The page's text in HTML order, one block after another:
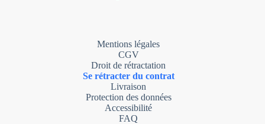
Mentions légales
CGV
Droit de rétractation
Se rétracter du contrat
Livraison
Protection des données
Accessibilité
FAQ